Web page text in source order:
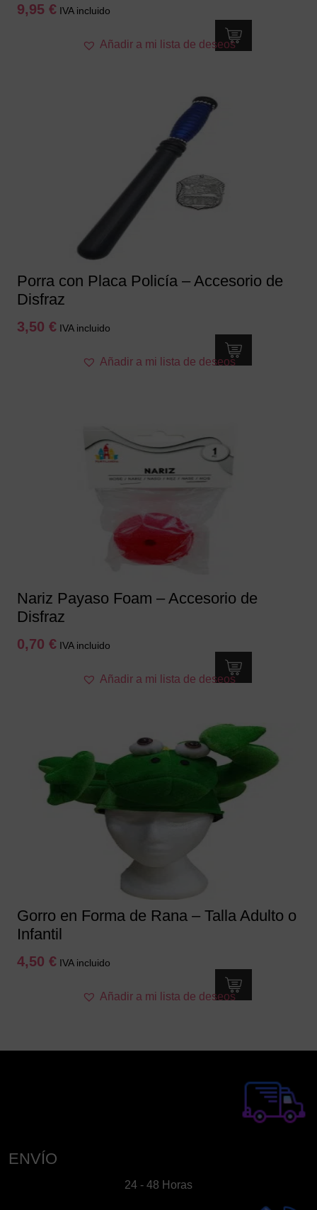
9,95 € IVA incluido
Añadir a mi lista de deseos
Porra con Placa Policía – Accesorio de
Disfraz
3,50 € IVA incluido
Añadir a mi lista de deseos
Nariz Payaso Foam – Accesorio de
Disfraz
0,70 € IVA incluido
Añadir a mi lista de deseos
Gorro en Forma de Rana – Talla Adulto o
Infantil
4,50 € IVA incluido
Añadir a mi lista de deseos
ENVÍO
24 - 48 Horas